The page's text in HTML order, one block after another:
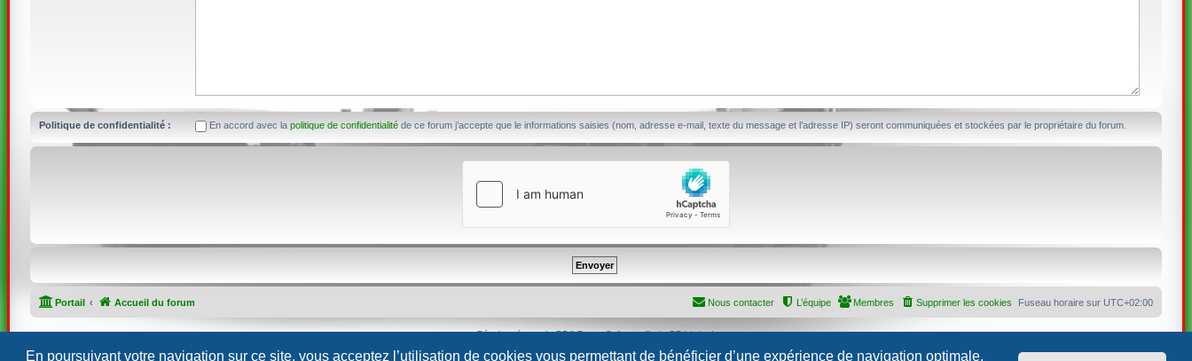
En poursuivant votre navigation sur ce site, vous acceptez l’utilisation de cookies vous permettant de bénéficier d’une expérience de navigation optimale.
Politique de confidentialité : En accord avec la politique de confidentialitéde ce forum j’accepte que le informations saisies (nom, adresse e-mail, texte du message et l’adresse IP) seront communiquées et stockées par le propriétaire du forum.
Portail Accueil du forum Fuseau horaire sur UTC+02:00
Supprimer les cookies
Membres
L’équipe
Nous contacter
Développé parphpBB® Forum Software © phpBB Limited
Traduction française officielle © Qiaeru